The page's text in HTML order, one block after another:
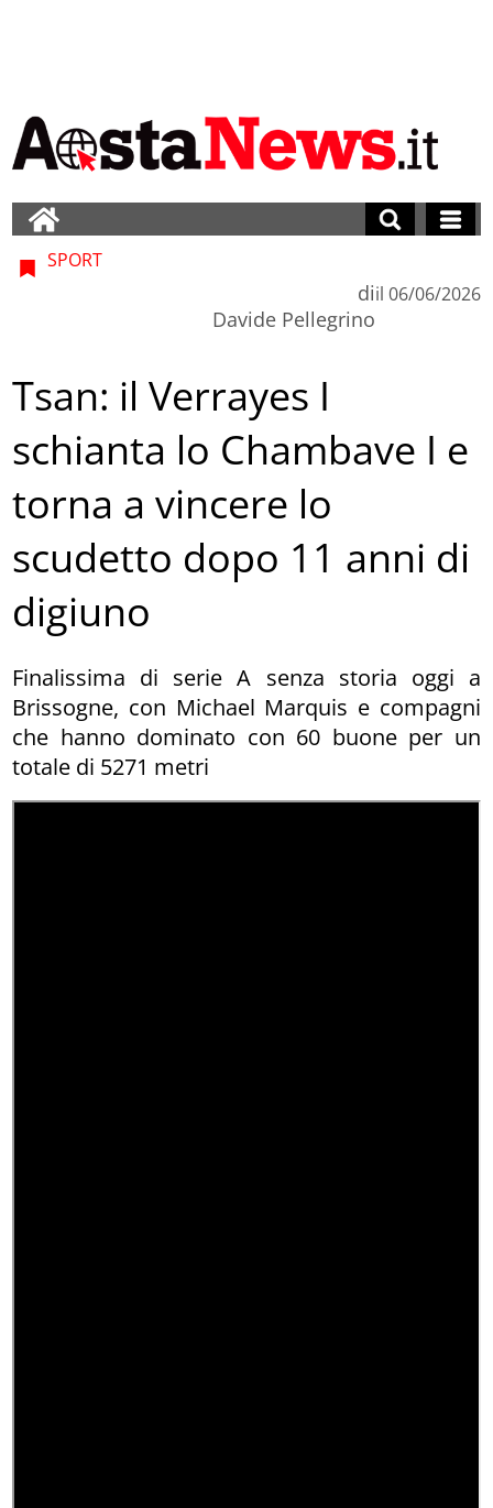
SPORT
di
Davide Pellegrino
il 06/06/2026
Tsan: il Verrayes I
schianta lo Chambave I e
torna a vincere lo
scudetto dopo 11 anni di
digiuno
Finalissima di serie A senza storia oggi a
Brissogne, con Michael Marquis e compagni
che hanno dominato con 60 buone per un
totale di 5271 metri